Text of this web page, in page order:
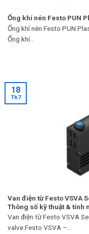
Ống khí nén Festo PUN
Ống khí nén Festo PUN
Ống khí...
Van điện từ Festo VSVA
Thông số kỹ thuật & tính
Van điện từ Festo VSVA
valve Festo VSVA –...
18
Th7